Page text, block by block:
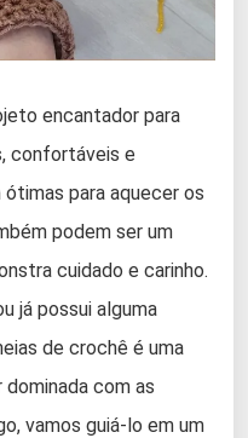
encantador para
confortáveis e
para aquecer os
podem ser um
cuidado e carinho.
já possui alguma
de crochê é uma
com as
vamos guiá-lo em um